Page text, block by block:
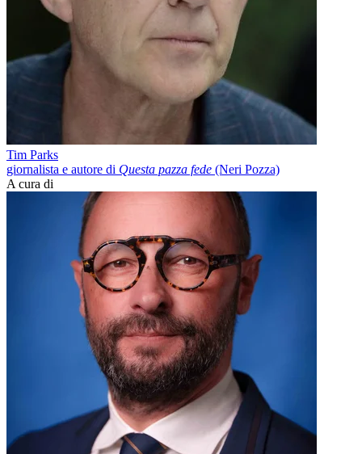
Tim Parks
giornalista e autore di Questa pazza fede (Neri Pozza)
A cura di